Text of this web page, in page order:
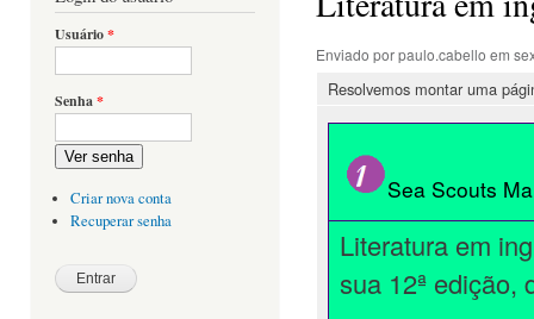
Usuário*
Senha*
Ver senha
Criar nova conta
Recuperar senha
Enviado porpaulo.cabello em
Resolvemos montar uma
Sea Scouts
Literatura em
sua 12ª edição,